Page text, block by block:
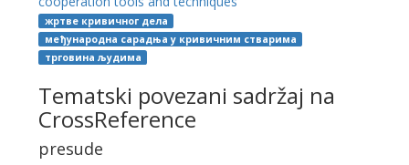
жртве кривичног дела
међународна сарадња у кривичним стварима
трговина људима
Tematski povezani sadržaj na
CrossReference
presude